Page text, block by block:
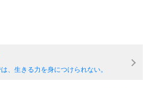
、生きる力を身につけられない。